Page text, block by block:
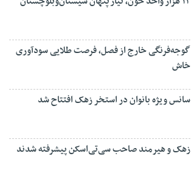
گوجه‌فرنگی خارج از فصل، فرصت طلایی سودآوری
خاش
سانس ویژه بانوان در استخر زهک افتتاح شد
زهک و هیرمند صاحب سی‌تی‌اسکن پیشرفته شدند